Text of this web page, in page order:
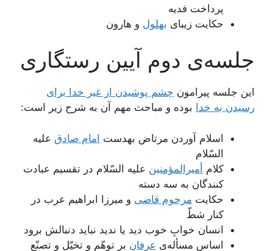
پرداخت فدیه
حکایت زیبای بهلول و هارون
جلسه‌ی دوم آیین رستگاری
این جلسه پیرامون چشم پوشیدن از غیر خدا برای
رسیدن به خدا بوده و مباحث مهم آن به شرح زیر است:
اسلام آوردن مرتاض به‏دست امام صادق علیه
السّلام
کلام أمیرالمؤمنین علیه السّلام در تقسیم عبادت
کنندگان به سه دسته
حکایت مرحوم قاضی و میرزا ابراهیم عرب در
کنار شطّ
انسان خوابِ خوب دید یا ندید نباید دنبالش برود
اساس مسأله‌ی عرفان بر توهّم و تخیّل و تصنّع